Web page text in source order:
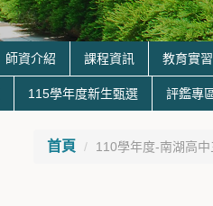
師資介紹 課程資訊 教育實習
115學年度新生甄選 評鑑專
首頁 110學年度-南湖高中